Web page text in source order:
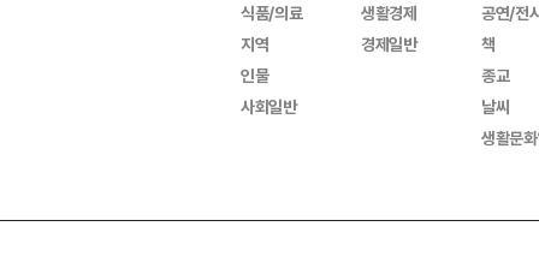
식품/의료
지역
인물
사회일반
생활경제
경제일반
공연/전
책
종교
날씨
생활문